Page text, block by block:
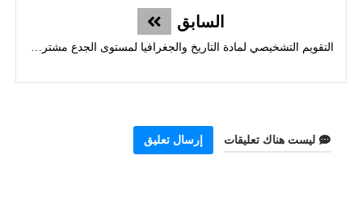
السابق
ليست هناك تعليقات إرسال تعليق